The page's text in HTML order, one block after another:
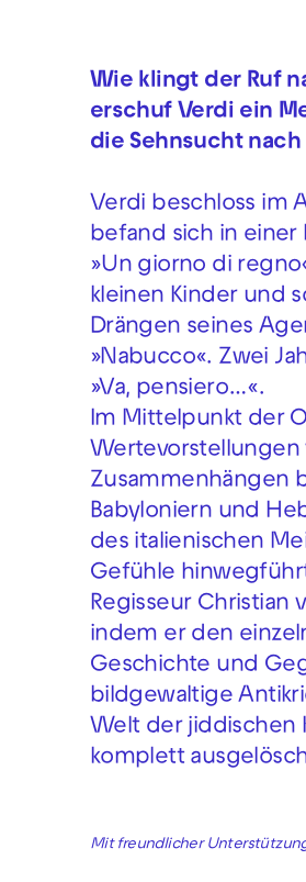
Wie klingt der Ruf
erschuf Verdi ein
die Sehnsucht
Verdi beschloss im
befand sich in einer
»Un giorno di
kleinen Kinder und
Drängen seines
»Nabucco«. Zwei
»Va, pensiero…«.
Im Mittelpunkt der
Wertevorstellungen
Zusammenhängen
Babyloniern und
des italienischen
Gefühle
Regisseur Christian
indem er den
Geschichte und
bildgewaltige
Welt der jiddischen
komplett
Mit freundlicher